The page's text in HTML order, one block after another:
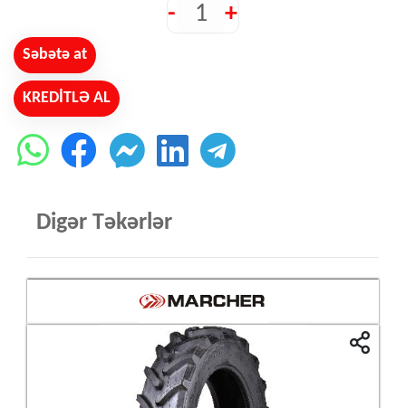
- +
Səbətə at
KREDİTLƏ AL
Digər Təkərlər